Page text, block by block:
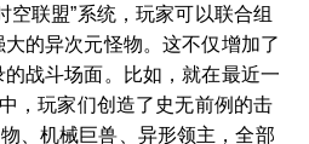
空联盟”系统，玩家可以联合组
的异次元怪物。这不仅增加了
战斗场面。比如，就在最近一
，玩家们创造了史无前例的击
、机械巨兽、异形领主，全部